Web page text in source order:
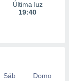
Última luz
19:40
Sáb
Domo